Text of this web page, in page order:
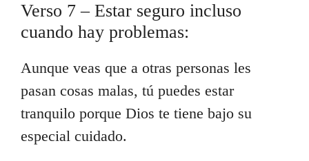
Verso 7 – Estar seguro incluso
cuando hay problemas:
Aunque veas que a otras personas les
pasan cosas malas, tú puedes estar
tranquilo porque Dios te tiene bajo su
especial cuidado.